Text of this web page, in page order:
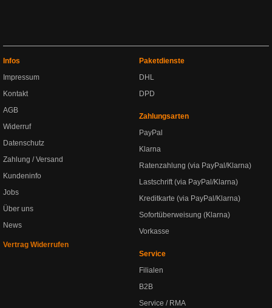
Infos
Impressum
Kontakt
AGB
Widerruf
Datenschutz
Zahlung / Versand
Kundeninfo
Jobs
Über uns
News
Vertrag Widerrufen
Paketdienste
DHL
DPD
Zahlungsarten
PayPal
Klarna
Ratenzahlung (via PayPal/Klarna)
Lastschrift (via PayPal/Klarna)
Kreditkarte (via PayPal/Klarna)
Sofortüberweisung (Klarna)
Vorkasse
Service
Filialen
B2B
Service / RMA